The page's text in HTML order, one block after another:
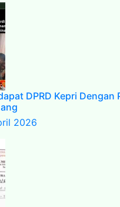
DPRD Kepri
2026